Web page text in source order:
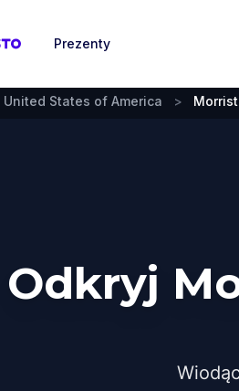
Prezenty
United States of America >
Odkryj